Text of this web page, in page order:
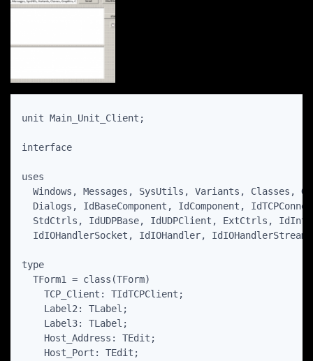
unit Main_Unit_Client;
interface
uses
Windows, Messages, SysUtils, Variants, Classes,
Dialogs, IdBaseComponent, IdComponent,
StdCtrls, IdUDPBase, IdUDPClient, ExtCtrls,
  IdIOHandlerSocket, IdIOHandler, IdIOHandlerStream;
type
  TForm1 = class(TForm)
    TCP_Client: TIdTCPClient;
    Label2: TLabel;
    Label3: TLabel;
    Host_Address: TEdit;
    Host_Port: TEdit;